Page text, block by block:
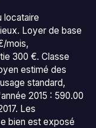
locataire
Loyer de base
mois,
300 €. Classe
estimé des
standard,
2015 : 590.00
Les
bien est exposé